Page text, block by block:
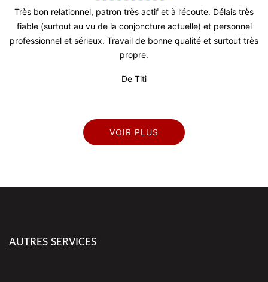
Très bon relationnel, patron très actif et à l’écoute. Délais très
fiable (surtout au vu de la conjoncture actuelle) et personnel
professionnel et sérieux. Travail de bonne qualité et surtout très
propre.
De Titi
VOIR PLUS
AUTRES SERVICES